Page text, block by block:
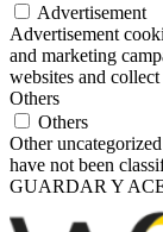
Advertisement
Advertisement
and marketing
websites and
Others
Others
Other
have not been
GUARDAR Y